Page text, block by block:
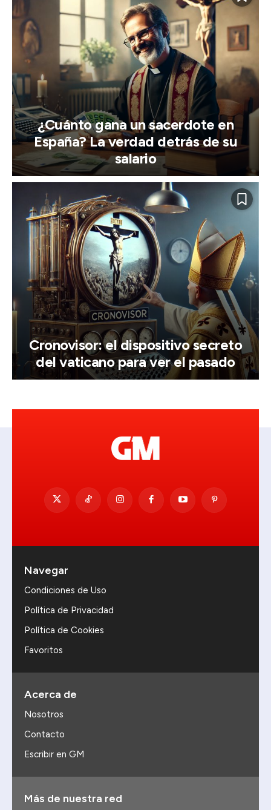
¿Cuánto gana un sacerdote en
España? La verdad detrás de su
salario
Cronovisor: el dispositivo secreto
del vaticano para ver el pasado
Navegar
Condiciones de Uso
Política de Privacidad
Política de Cookies
Favoritos
Acerca de
Nosotros
Contacto
Escribir en GM
Más de nuestra red